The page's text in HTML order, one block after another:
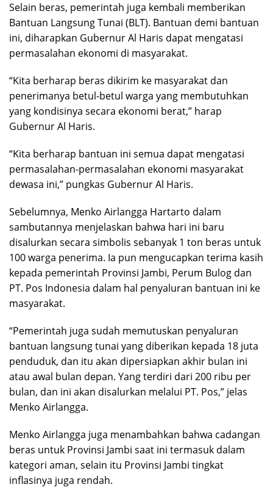
Selain beras, pemerintah juga kembali memberikan
Bantuan Langsung Tunai (BLT). Bantuan demi bantuan
ini, diharapkan Gubernur Al Haris dapat mengatasi
permasalahan ekonomi di masyarakat.
“Kita berharap beras dikirim ke masyarakat dan
penerimanya betul-betul warga yang membutuhkan
yang kondisinya secara ekonomi berat,” harap
Gubernur Al Haris.
“Kita berharap bantuan ini semua dapat mengatasi
permasalahan-permasalahan ekonomi masyarakat
dewasa ini,” pungkas Gubernur Al Haris.
Sebelumnya, Menko Airlangga Hartarto dalam
sambutannya menjelaskan bahwa hari ini baru
disalurkan secara simbolis sebanyak 1 ton beras untuk
100 warga penerima. Ia pun mengucapkan terima kasih
kepada pemerintah Provinsi Jambi, Perum Bulog dan
PT. Pos Indonesia dalam hal penyaluran bantuan ini ke
masyarakat.
“Pemerintah juga sudah memutuskan penyaluran
bantuan langsung tunai yang diberikan kepada 18 juta
penduduk, dan itu akan dipersiapkan akhir bulan ini
atau awal bulan depan. Yang terdiri dari 200 ribu per
bulan, dan ini akan disalurkan melalui PT. Pos,” jelas
Menko Airlangga.
Menko Airlangga juga menambahkan bahwa cadangan
beras untuk Provinsi Jambi saat ini termasuk dalam
kategori aman, selain itu Provinsi Jambi tingkat
inflasinya juga rendah.